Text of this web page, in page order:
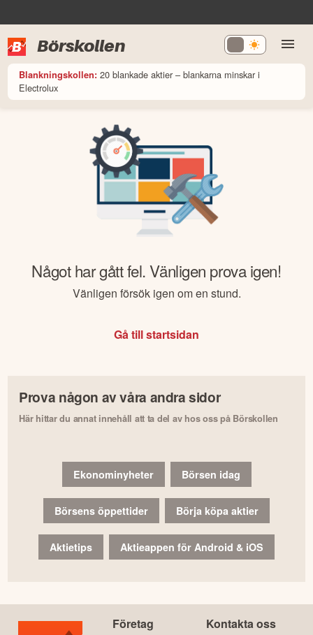
Börskollen
Blankningskollen: 20 blankade aktier – blankarna minskar i
Electrolux
Något har gått fel. Vänligen prova igen!
Vänligen försök igen om en stund.
Gå till startsidan
Prova någon av våra andra sidor
Här hittar du annat innehåll att ta del av hos oss på Börskollen
Ekonominyheter Börsen idag
Börsens öppettider Börja köpa aktier
Aktietips Aktieappen för Android & iOS
Företag Kontakta oss